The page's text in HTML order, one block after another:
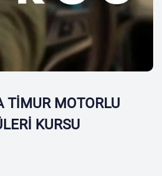
TİMUR MOTORLU
KURSU